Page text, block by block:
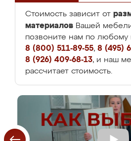
Стоимость зависит от
материалов Вашей
позвоните нам по любому
8 (800) 511-89-55, 8 (495)
8 (926) 409-68-13, и наш
рассчитает стоимость.